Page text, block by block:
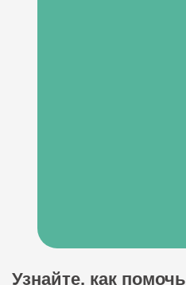
Узнайте, как помочь